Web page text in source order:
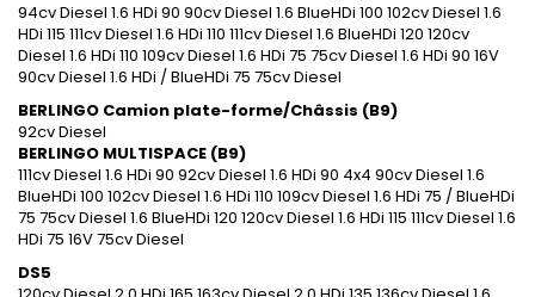
94cv Diesel 1.6 HDi 90 90cv Diesel 1.6 BlueHDi 100 102cv Diesel 1.6
HDi 115 111cv Diesel 1.6 HDi 110 111cv Diesel 1.6 BlueHDi 120 120cv
Diesel 1.6 HDi 110 109cv Diesel 1.6 HDi 75 75cv Diesel 1.6 HDi 90 16V
90cv Diesel 1.6 HDi / BlueHDi 75 75cv Diesel
BERLINGO Camion plate-forme/Châssis (B9)
92cv Diesel
BERLINGO MULTISPACE (B9)
111cv Diesel 1.6 HDi 90 92cv Diesel 1.6 HDi 90 4x4 90cv Diesel 1.6
BlueHDi 100 102cv Diesel 1.6 HDi 110 109cv Diesel 1.6 HDi 75 / BlueHDi
75 75cv Diesel 1.6 BlueHDi 120 120cv Diesel 1.6 HDi 115 111cv Diesel 1.6
HDi 75 16V 75cv Diesel
DS5